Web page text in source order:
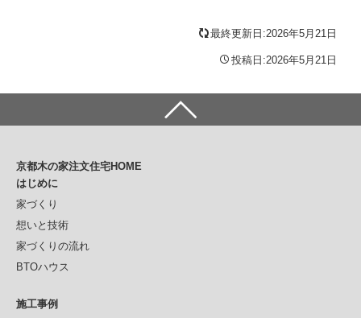
最終更新日:2026年5月21日
投稿日:2026年5月21日
京都木の家注文住宅HOME
はじめに
家づくり
想いと技術
家づくりの流れ
BTOハウス
施工事例